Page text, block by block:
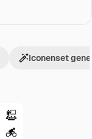
Iconenset